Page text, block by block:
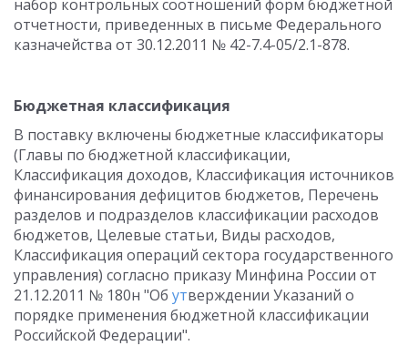
набор контрольных соотношений форм бюджетной
отчетности, приведенных в письме Федерального
казначейства от 30.12.2011 № 42-7.4-05/2.1-878.
Бюджетная классификация
В поставку включены бюджетные классификаторы
(Главы по бюджетной классификации,
Классификация доходов, Классификация источников
финансирования дефицитов бюджетов, Перечень
разделов и подразделов классификации расходов
бюджетов, Целевые статьи, Виды расходов,
Классификация операций сектора государственного
управления) согласно приказу Минфина России от
21.12.2011 № 180н "Об утверждении Указаний о
порядке применения бюджетной классификации
Российской Федерации".